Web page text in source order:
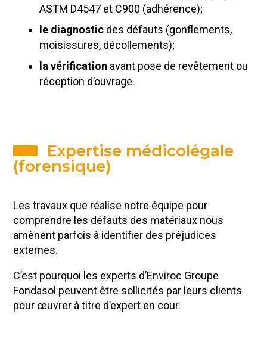
ASTM D4547 et C900 (adhérence);
le diagnostic des défauts (gonflements,
moisissures, décollements);
la vérification avant pose de revêtement ou
réception d’ouvrage.
Expertise médicolégale
(forensique)
Les travaux que réalise notre équipe pour
comprendre les défauts des matériaux nous
amènent parfois à identifier des préjudices
externes.
C’est pourquoi les experts d’Enviroc Groupe
Fondasol peuvent être sollicités par leurs clients
pour œuvrer à titre d’expert en cour.